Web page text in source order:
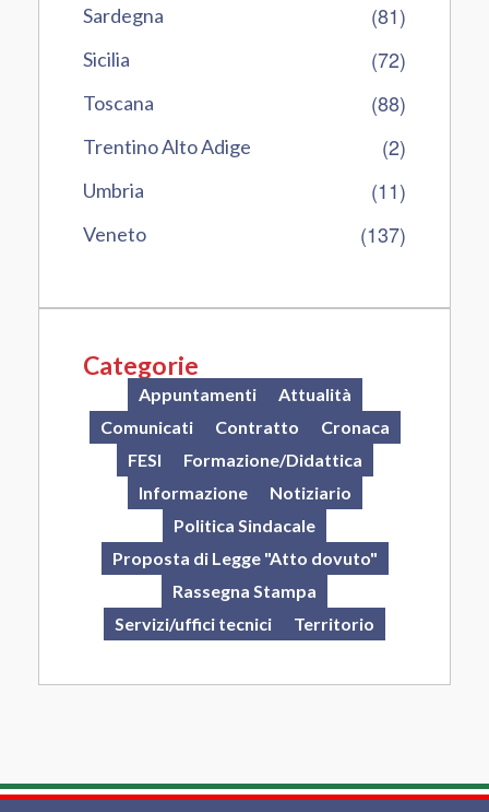
Sardegna (81)
Sicilia (72)
Toscana (88)
Trentino Alto Adige (2)
Umbria (11)
Veneto (137)
Categorie
Appuntamenti
Attualità
Comunicati
Contratto
Cronaca
FESI
Formazione/Didattica
Informazione
Notiziario
Politica Sindacale
Proposta di Legge "Atto dovuto"
Rassegna Stampa
Servizi/uffici tecnici
Territorio